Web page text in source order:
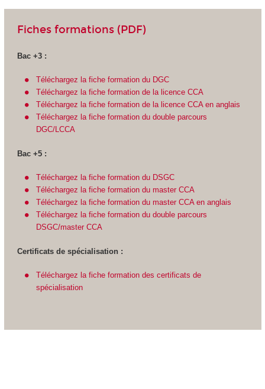
Fiches formations (PDF)
Bac +3 :
Téléchargez la fiche formation du DGC
Téléchargez la fiche formation de la licence CCA
Téléchargez la fiche formation de la licence CCA en anglais
Téléchargez la fiche formation du double parcours
DGC/LCCA
Bac +5 :
Téléchargez la fiche formation du DSGC
Téléchargez la fiche formation du master CCA
Téléchargez la fiche formation du master CCA en anglais
Téléchargez la fiche formation du double parcours
DSGC/master CCA
Certificats de spécialisation :
Téléchargez la fiche formation des certificats de
spécialisation